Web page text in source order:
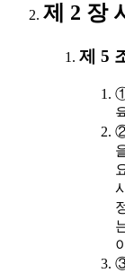
제 2 장
제 5